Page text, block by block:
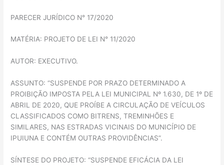
PARECER JURÍDICO N° 17/2020
MATÉRIA: PROJETO DE LEI N° 11/2020
AUTOR: EXECUTIVO.
ASSUNTO: “SUSPENDE POR PRAZO DETERMINADO A
PROIBIÇÃO IMPOSTA PELA LEI MUNICIPAL Nº 1.630, DE 1º DE
ABRIL DE 2020, QUE PROÍBE A CIRCULAÇÃO DE VEÍCULOS
CLASSIFICADOS COMO BITRENS, TREMINHÕES E
SIMILARES, NAS ESTRADAS VICINAIS DO MUNICÍPIO DE
IPUIUNA E CONTÉM OUTRAS PROVIDÊNCIAS”.
SÍNTESE DO PROJETO: “SUSPENDE EFICÁCIA DA LEI